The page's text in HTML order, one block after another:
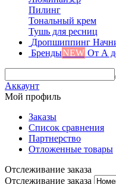
Пилинг
Тональный крем
Тушь для ресниц
Дропшиппинг
БрендыNEW От А
Аккаунт
Мой профиль
Заказы
Список сравнения
Партнерство
Отложенные товары
Отслеживание заказа
Отслеживание заказа